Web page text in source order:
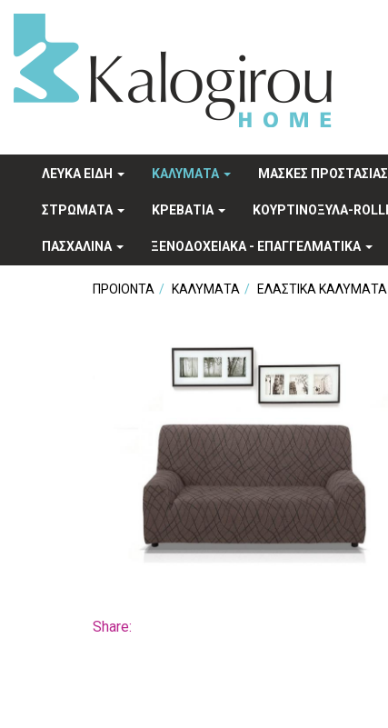
ΛΕΥΚΑ ΕΙΔΗ ΚΑΛΥΜΑΤΑ ΜΑΣΚΕΣ ΠΡΟΣΤΑΣΙΑΣ
ΣΤΡΩΜΑΤΑ ΚΡΕΒΑΤΙΑ ΚΟΥΡΤΙΝΟΞΥΛΑ-
ΠΑΣΧΑΛΙΝΑ ΞΕΝΟΔΟΧΕΙΑΚA - ΕΠΑΓΓΕΛΜΑΤΙΚΑ
ΠΡΟΙΟΝΤΑ ΚΑΛΥΜΑΤΑ ΕΛΑΣΤΙΚΑ
Share: